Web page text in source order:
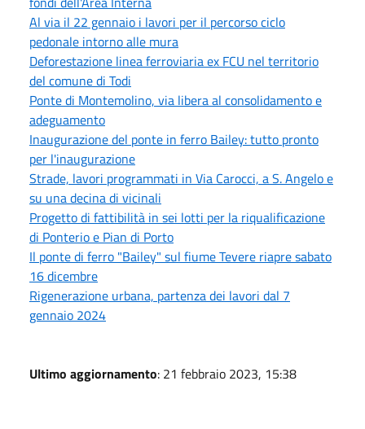
Al via il 22 gennaio i lavori per il percorso ciclo
pedonale intorno alle mura
Deforestazione linea ferroviaria ex FCU nel territorio
del comune di Todi
Ponte di Montemolino, via libera al consolidamento e
adeguamento
Inaugurazione del ponte in ferro Bailey: tutto pronto
per l'inaugurazione
Strade, lavori programmati in Via Carocci, a S. Angelo e
su una decina di vicinali
Progetto di fattibilità in sei lotti per la riqualificazione
di Ponterio e Pian di Porto
Il ponte di ferro "Bailey" sul fiume Tevere riapre sabato
16 dicembre
Rigenerazione urbana, partenza dei lavori dal 7
gennaio 2024
Ultimo aggiornamento: 21 febbraio 2023, 15:38